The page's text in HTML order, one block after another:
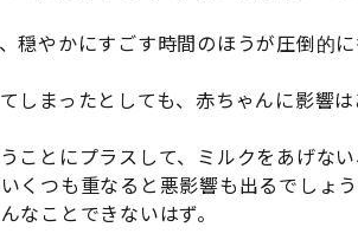
穏やかにすごす時間のほうが圧倒的に
しまったとしても、赤ちゃんに影響は
ことにプラスして、ミルクをあげな
くつも重なると悪影響も出るでしょ
なことできないはず。